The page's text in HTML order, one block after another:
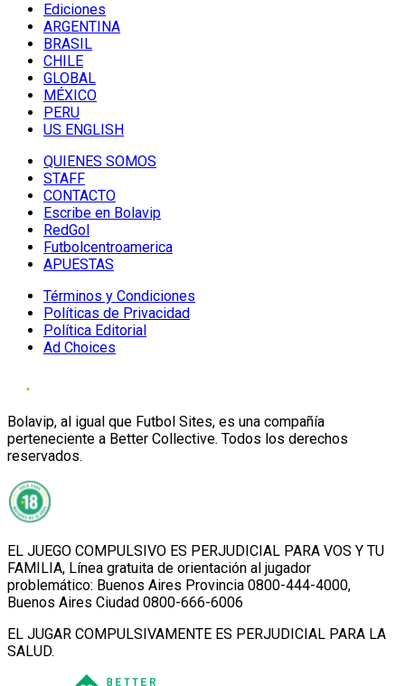
Ediciones
ARGENTINA
BRASIL
CHILE
GLOBAL
MÉXICO
PERU
US ENGLISH
QUIENES SOMOS
STAFF
CONTACTO
Escribe en Bolavip
RedGol
Futbolcentroamerica
APUESTAS
Términos y Condiciones
Políticas de Privacidad
Política Editorial
Ad Choices
Bolavip, al igual que Futbol Sites, es una compañía
perteneciente a Better Collective. Todos los derechos
reservados.
EL JUEGO COMPULSIVO ES PERJUDICIAL PARA VOS Y TU
FAMILIA, Línea gratuita de orientación al jugador
problemático: Buenos Aires Provincia 0800-444-4000,
Buenos Aires Ciudad 0800-666-6006
EL JUGAR COMPULSIVAMENTE ES PERJUDICIAL PARA LA
SALUD.